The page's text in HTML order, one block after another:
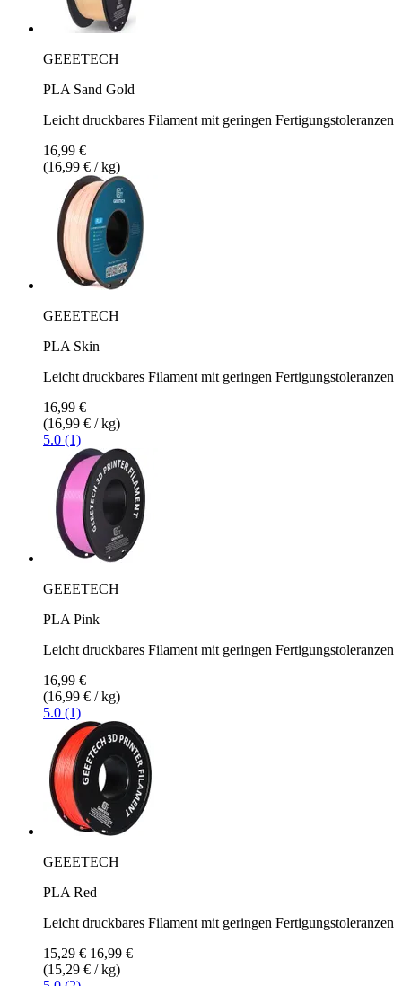
GEEETECH
PLA Sand Gold
Leicht druckbares Filament mit geringen Fertigungstoleranzen
16,99 €
(16,99 € / kg)
GEEETECH
PLA Skin
Leicht druckbares Filament mit geringen Fertigungstoleranzen
16,99 €
(16,99 € / kg)
5.0 (1)
GEEETECH
PLA Pink
Leicht druckbares Filament mit geringen Fertigungstoleranzen
16,99 €
(16,99 € / kg)
5.0 (1)
GEEETECH
PLA Red
Leicht druckbares Filament mit geringen Fertigungstoleranzen
15,29 € 16,99 €
(15,29 € / kg)